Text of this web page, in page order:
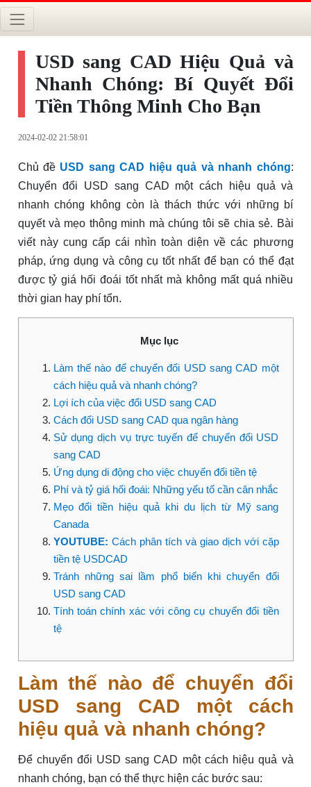
USD sang CAD Hiệu Quả và
Nhanh Chóng: Bí Quyết Đổi
Tiền Thông Minh Cho Bạn
2024-02-02 21:58:01
Chủ đề USD sang CAD hiệu quả và nhanh chóng:
Chuyển đổi USD sang CAD một cách hiệu quả và
nhanh chóng không còn là thách thức với những bí
quyết và mẹo thông minh mà chúng tôi sẽ chia sẻ. Bài
viết này cung cấp cái nhìn toàn diện về các phương
pháp, ứng dụng và công cụ tốt nhất để bạn có thể đạt
được tỷ giá hối đoái tốt nhất mà không mất quá nhiều
thời gian hay phí tổn.
Mục lục
Làm thế nào để chuyển đổi USD sang CAD một
cách hiệu quả và nhanh chóng?
Lợi ích của việc đổi USD sang CAD
Cách đổi USD sang CAD qua ngân hàng
Sử dụng dịch vụ trực tuyến để chuyển đổi USD
sang CAD
Ứng dụng di động cho việc chuyển đổi tiền tệ
Phí và tỷ giá hối đoái: Những yếu tố cần cân nhắc
Mẹo đổi tiền hiệu quả khi du lịch từ Mỹ sang
Canada
YOUTUBE: Cách phân tích và giao dịch với cặp
tiền tệ USDCAD
Tránh những sai lầm phổ biến khi chuyển đổi
USD sang CAD
Tính toán chính xác với công cụ chuyển đổi tiền
tệ
Làm thế nào để chuyển đổi
USD sang CAD một cách
hiệu quả và nhanh chóng?
Để chuyển đổi USD sang CAD một cách hiệu quả và
nhanh chóng, bạn có thể thực hiện các bước sau: